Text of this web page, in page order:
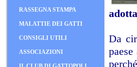
RASSEGNA STAMPA
MALATTIE DEI GATTI
CONSIGLI UTILI
ASSOCIAZIONI
Da